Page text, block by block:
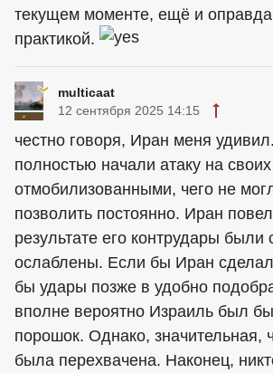
текущем моменте, ещё и
практикой.
multicaat
12 сентября 2025 14:15
честно говоря, Иран меня
полностью начали атаку на
отмобилизованными, чего не
позволить постоянно. Иран
результате его контрудары были
ослаблены. Если бы Иран сделал
бы удары позже в удобно
вполне вероятно Израиль был бы
порошок. Однако, значительная,
была перехвачена. Наконец,